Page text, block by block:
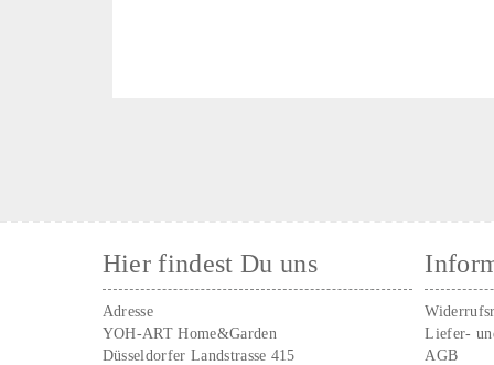
Hier findest Du uns
Adresse
YOH-ART Home&Garden
Düsseldorfer Landstrasse 415
Liefer-
AGB